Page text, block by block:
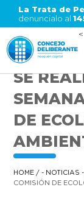
La Trata de
denuncialo al
<
SE
DE
HOME /- NOTICIAS -
COMISIÓN DE